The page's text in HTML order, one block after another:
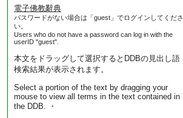
電子佛教辭典
パスワードがない場合は「guest」でログインしてくださ
い。
Users who do not have a password can log in with the
userID "guest".
本文をドラッグして選択するとDDBの見出し語
検索結果が表示されます。
Select a portion of the text by dragging your
mouse to view all terms in the text contained in
the DDB. ・